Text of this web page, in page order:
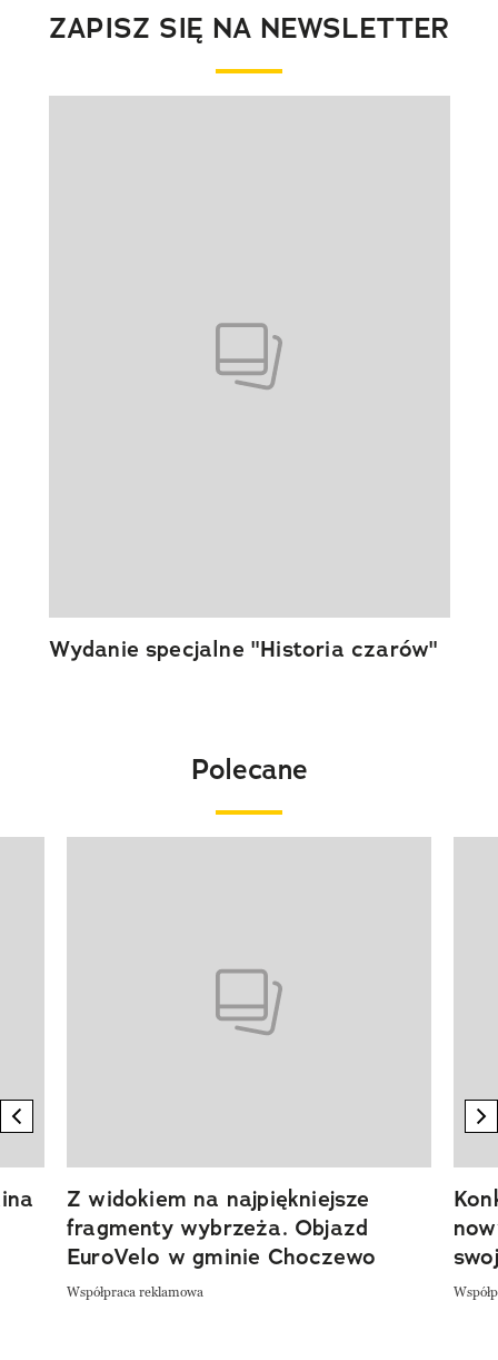
ZAPISZ SIĘ NA NEWSLETTER
Wydanie specjalne "Historia czarów"
Polecane
previous element
Z widokiem na najpiękniejsze
fragmenty wybrzeża. Objazd
EuroVelo w gminie Choczewo
Współpraca reklamowa